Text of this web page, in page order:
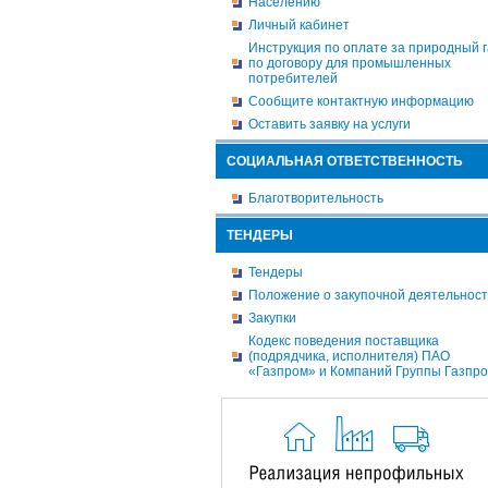
Личный кабинет
Инструкция по оплате за природный
по договору для промышленных
потребителей
Сообщите контактную информацию
Оставить заявку на услуги
СОЦИАЛЬНАЯ ОТВЕТСТВЕННОСТЬ
Благотворительность
ТЕНДЕРЫ
Тендеры
Положение о закупочной
Закупки
Кодекс поведения поставщика
(подрядчика, исполнителя) ПАО
«Газпром» и Компаний Группы